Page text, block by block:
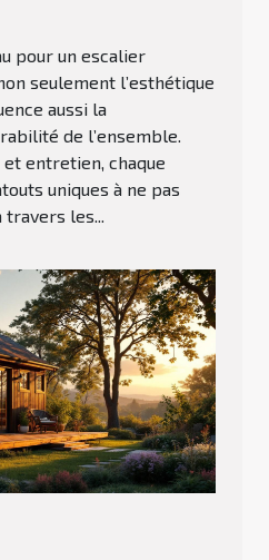
pour un escalier
seulement l’esthétique
aussi la
de l’ensemble.
entretien, chaque
uniques à ne pas
les...